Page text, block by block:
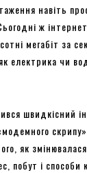
навіть
ж
мегабіт за
електрика чи
швидкісний
як
побут і способи